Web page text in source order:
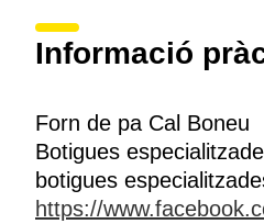
Informació
Forn de pa Cal Boneu
Botigues
botigues
https://